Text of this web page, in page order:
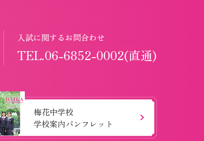
入試に関するお問合わせ
TEL.06-6852-0002(直通)
梅花中学校
学校案内パンフレット